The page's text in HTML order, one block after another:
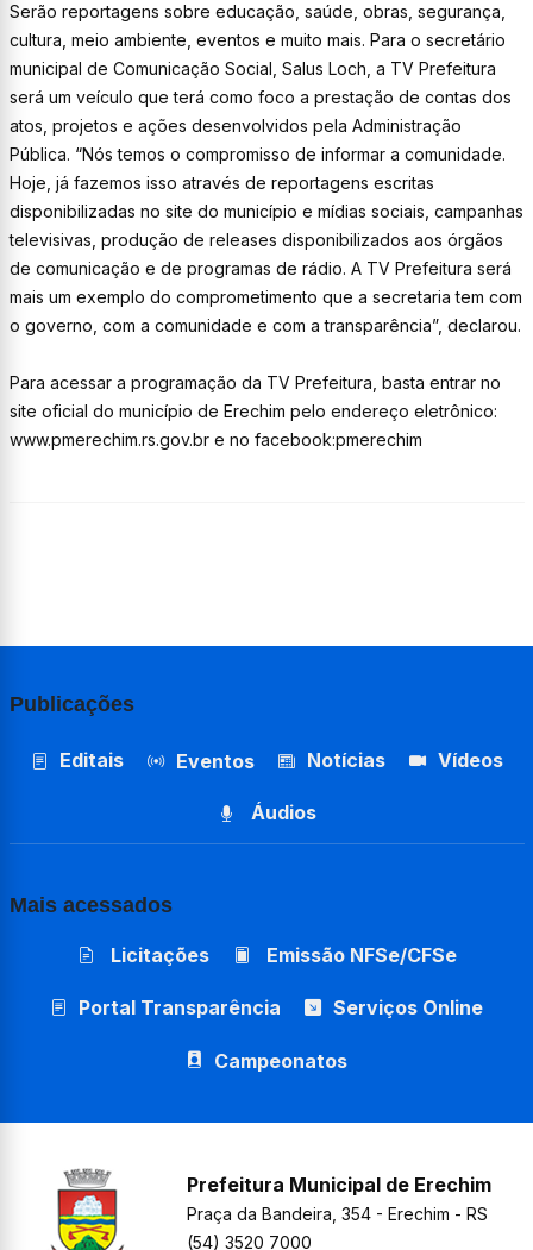
Serão reportagens sobre educação, saúde, obras, segurança,
cultura, meio ambiente, eventos e muito mais. Para o secretário
municipal de Comunicação Social, Salus Loch, a TV Prefeitura
será um veículo que terá como foco a prestação de contas dos
atos, projetos e ações desenvolvidos pela Administração
Pública. “Nós temos o compromisso de informar a comunidade.
Hoje, já fazemos isso através de reportagens escritas
disponibilizadas no site do município e mídias sociais, campanhas
televisivas, produção de releases disponibilizados aos órgãos
de comunicação e de programas de rádio. A TV Prefeitura será
mais um exemplo do comprometimento que a secretaria tem com
o governo, com a comunidade e com a transparência”, declarou.
Para acessar a programação da TV Prefeitura, basta entrar no
site oficial do município de Erechim pelo endereço eletrônico:
www.pmerechim.rs.gov.br e no facebook:pmerechim
Publicações
Editais Eventos Notícias Vídeos
Áudios
Mais acessados
Licitações Emissão NFSe/CFSe
Portal Transparência Serviços Online
Campeonatos
Prefeitura Municipal de Erechim
Praça da Bandeira, 354 - Erechim - RS
(54) 3520 7000